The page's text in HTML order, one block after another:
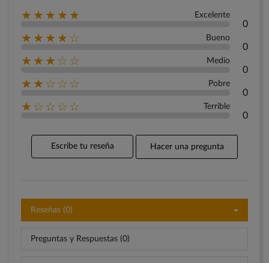
★★★★★ Excelente
0
★★★★☆ Bueno
0
★★★☆☆ Medio
0
★★☆☆☆ Pobre
0
★☆☆☆☆ Terrible
0
Escribe tu reseña Hacer una pregunta
Reseñas (0)
Preguntas y Respuestas (0)